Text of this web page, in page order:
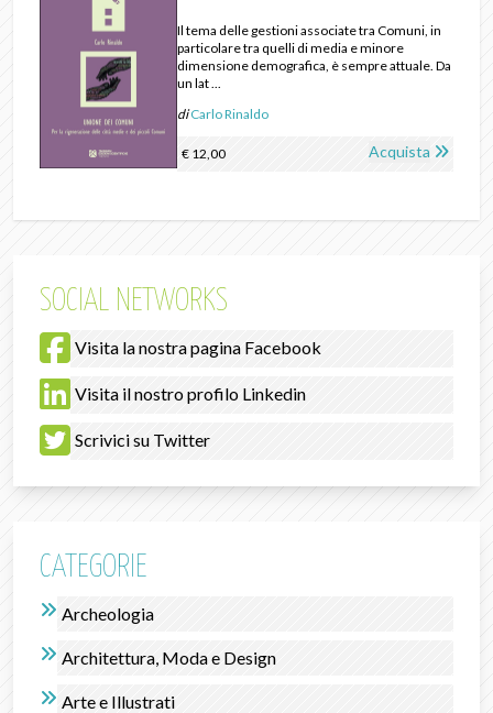
Il tema delle gestioni associate tra Comuni, in
particolare tra quelli di media e minore
dimensione demografica, è sempre attuale. Da
un lat ...
diCarlo Rinaldo
€ 12,00 Acquista
SOCIAL NETWORKS
Visita la nostra pagina Facebook
Visita il nostro profilo Linkedin
Scrivici su Twitter
CATEGORIE
Archeologia
Architettura, Moda e Design
Arte e Illustrati